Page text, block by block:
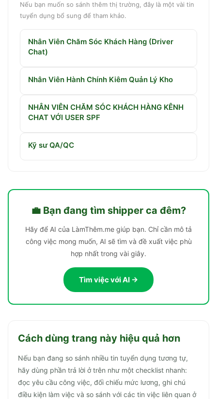
Nếu bạn muốn so sánh thêm thị trường, đây là một vài tin
tuyển dụng bổ sung để tham khảo.
Nhân Viên Chăm Sóc Khách Hàng (Driver
Chat)
Nhân Viên Hành Chính Kiêm Quản Lý Kho
NHÂN VIÊN CHĂM SÓC KHÁCH HÀNG KÊNH
CHAT VỚI USER SPF
Kỹ sư QA/QC
💼 Bạn đang tìm shipper ca đêm?
Hãy để AI của LàmThêm.me giúp bạn. Chỉ cần mô tả
công việc mong muốn, AI sẽ tìm và đề xuất việc phù
hợp nhất trong vài giây.
Tìm việc với AI →
Cách dùng trang này hiệu quả hơn
Nếu bạn đang so sánh nhiều tin tuyển dụng tương tự,
hãy dùng phần trả lời ở trên như một checklist nhanh:
đọc yêu cầu công việc, đối chiếu mức lương, ghi chú
điều kiện làm việc và so sánh với các tin việc liên quan ở